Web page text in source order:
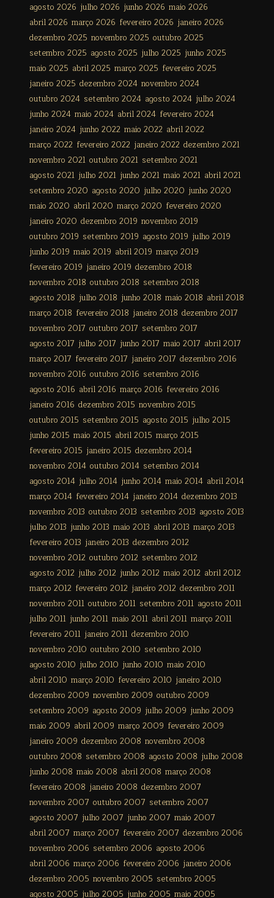
agosto 2026 julho 2026 junho 2026 maio 2026
abril 2026 março 2026 fevereiro 2026 janeiro 2026
dezembro 2025 novembro 2025 outubro 2025
setembro 2025 agosto 2025 julho 2025 junho 2025
maio 2025 abril 2025 março 2025 fevereiro 2025
janeiro 2025 dezembro 2024 novembro 2024
outubro 2024 setembro 2024 agosto 2024 julho 2024
junho 2024 maio 2024 abril 2024 fevereiro 2024
janeiro 2024 junho 2022 maio 2022 abril 2022
março 2022 fevereiro 2022 janeiro 2022 dezembro 2021
novembro 2021 outubro 2021 setembro 2021
agosto 2021 julho 2021 junho 2021 maio 2021 abril 2021
setembro 2020 agosto 2020 julho 2020 junho 2020
maio 2020 abril 2020 março 2020 fevereiro 2020
janeiro 2020 dezembro 2019 novembro 2019
outubro 2019 setembro 2019 agosto 2019 julho 2019
junho 2019 maio 2019 abril 2019 março 2019
fevereiro 2019 janeiro 2019 dezembro 2018
novembro 2018 outubro 2018 setembro 2018
agosto 2018 julho 2018 junho 2018 maio 2018 abril 2018
março 2018 fevereiro 2018 janeiro 2018 dezembro 2017
novembro 2017 outubro 2017 setembro 2017
agosto 2017 julho 2017 junho 2017 maio 2017 abril 2017
março 2017 fevereiro 2017 janeiro 2017 dezembro 2016
novembro 2016 outubro 2016 setembro 2016
agosto 2016 abril 2016 março 2016 fevereiro 2016
janeiro 2016 dezembro 2015 novembro 2015
outubro 2015 setembro 2015 agosto 2015 julho 2015
junho 2015 maio 2015 abril 2015 março 2015
fevereiro 2015 janeiro 2015 dezembro 2014
novembro 2014 outubro 2014 setembro 2014
agosto 2014 julho 2014 junho 2014 maio 2014 abril 2014
março 2014 fevereiro 2014 janeiro 2014 dezembro 2013
novembro 2013 outubro 2013 setembro 2013 agosto 2013
julho 2013 junho 2013 maio 2013 abril 2013 março 2013
fevereiro 2013 janeiro 2013 dezembro 2012
novembro 2012 outubro 2012 setembro 2012
agosto 2012 julho 2012 junho 2012 maio 2012 abril 2012
março 2012 fevereiro 2012 janeiro 2012 dezembro 2011
novembro 2011 outubro 2011 setembro 2011 agosto 2011
julho 2011 junho 2011 maio 2011 abril 2011 março 2011
fevereiro 2011 janeiro 2011 dezembro 2010
novembro 2010 outubro 2010 setembro 2010
agosto 2010 julho 2010 junho 2010 maio 2010
abril 2010 março 2010 fevereiro 2010 janeiro 2010
dezembro 2009 novembro 2009 outubro 2009
setembro 2009 agosto 2009 julho 2009 junho 2009
maio 2009 abril 2009 março 2009 fevereiro 2009
janeiro 2009 dezembro 2008 novembro 2008
outubro 2008 setembro 2008 agosto 2008 julho 2008
junho 2008 maio 2008 abril 2008 março 2008
fevereiro 2008 janeiro 2008 dezembro 2007
novembro 2007 outubro 2007 setembro 2007
agosto 2007 julho 2007 junho 2007 maio 2007
abril 2007 março 2007 fevereiro 2007 dezembro 2006
novembro 2006 setembro 2006 agosto 2006
abril 2006 março 2006 fevereiro 2006 janeiro 2006
dezembro 2005 novembro 2005 setembro 2005
agosto 2005 julho 2005 junho 2005 maio 2005